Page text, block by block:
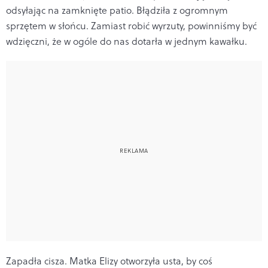
odsyłając na zamknięte patio. Błądziła z ogromnym
sprzętem w słońcu. Zamiast robić wyrzuty, powinniśmy być
wdzięczni, że w ogóle do nas dotarła w jednym kawałku.
Zapadła cisza. Matka Elizy otworzyła usta, by coś